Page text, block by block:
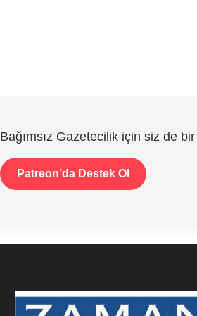
Bağımsız Gazetecilik için siz de
Patreon’da Destek Ol